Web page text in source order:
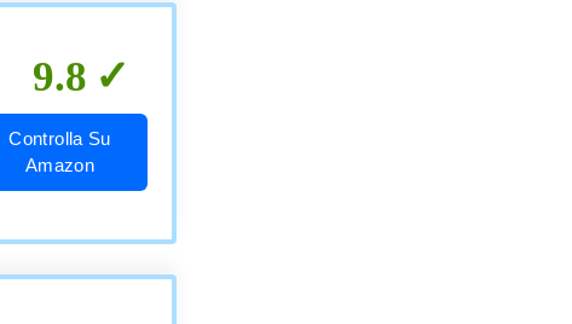
9.8
Controlla Su
Amazon